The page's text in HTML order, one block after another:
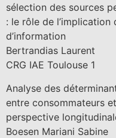
sélection des sources
: le rôle de
d’information
Bertrandias Laurent
CRG IAE Toulouse 1
Analyse des
entre consommateurs
perspective
Boesen Mariani Sabine